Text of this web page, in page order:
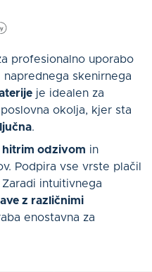
profesionalno uporabo
skenirnega
je idealen za
okolja, kjer sta
.
hitrim odzivom in
Podpira vse vrste plačil
intuitivnega
z različnimi
enostavna za